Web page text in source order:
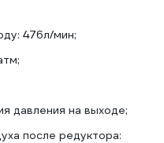
476л/мин;
давления на выходе;
после редуктора: